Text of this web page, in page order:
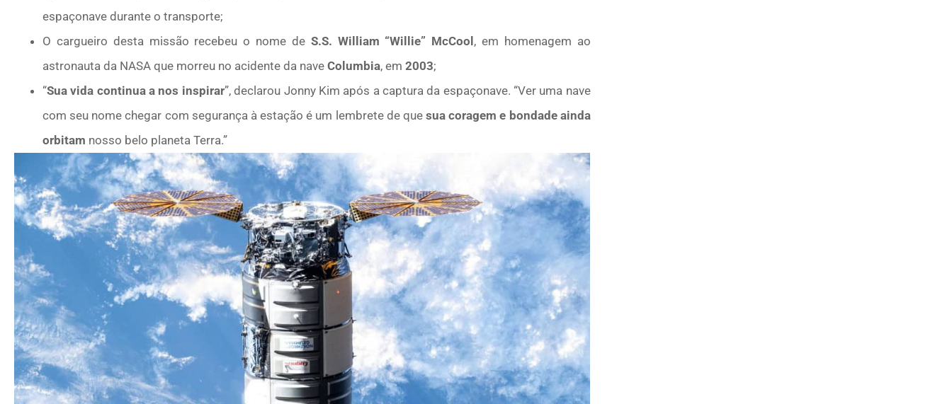
espaçonave durante o transporte;
O cargueiro desta missão recebeu o nome de S.S. William “Willie” McCool , em homenagem ao
astronauta da NASA que morreu no acidente da nave Columbia, em 2003;
“Sua vida continua a nos inspirar”, declarou Jonny Kim após a captura da espaçonave. “Ver uma nave
com seu nome chegar com segurança à estação é um lembrete de quesua coragem e bondade ainda
orbitam nosso belo planeta Terra.”